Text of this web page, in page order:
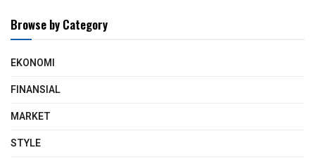
Browse by Category
EKONOMI
FINANSIAL
MARKET
STYLE